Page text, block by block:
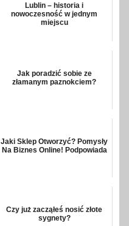
Lublin – historia i
nowoczesność w jednym
miejscu
Jak poradzić sobie ze
złamanym paznokciem?
Jaki Sklep Otworzyć? Pomysły
Na Biznes Online! Podpowiada
Czy już zacząłeś nosić złote
sygnety?